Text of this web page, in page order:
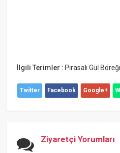
İlgili Terimler : Pırasalı Gül
Twitter Facebook Google+
Ziyaretçi Yorumları